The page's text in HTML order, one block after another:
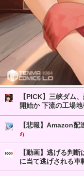
【PICK】三峡ダム
開始か 下流の工場
【悲報】Amazon配
ﾒ)
【動画】逃げる判
に当て逃げされる車